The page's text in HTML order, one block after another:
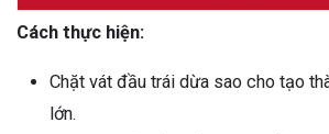
Cách thực hiện:
Chặt vát đầu trái dừa sao cho tạo
lớn.